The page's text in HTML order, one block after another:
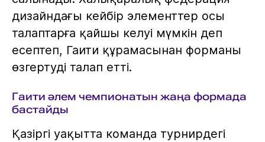
дизайндағы кейбір элементтер осы
талаптарға қайшы келуі мүмкін деп
есептеп, Гаити құрамасынан форманы
өзгертуді талап етті.
Гаити әлем чемпионатын жаңа формада
бастайды
Қазіргі уақытта команда турнирдегі